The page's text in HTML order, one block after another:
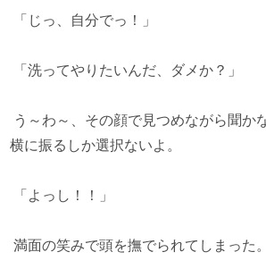
「じっ、自分でっ！」
「洗ってやりたいんだ、ダメか？」
う～わ～、その顔で見つめながら聞か
横に振るしか選択ないよ。
「よっし！！」
満面の笑みで頭を撫でられてしまった。